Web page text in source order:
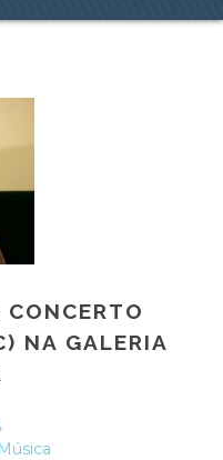
NA GALERIA
,
Música